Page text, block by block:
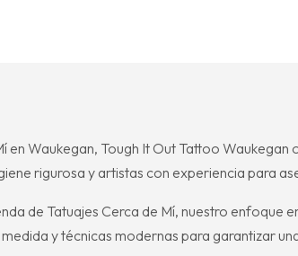
en Waukegan, Tough It Out Tattoo
rigurosa y artistas con experiencia para
de Tatuajes Cerca de Mí, nuestro enfoque
y técnicas modernas para garantizar